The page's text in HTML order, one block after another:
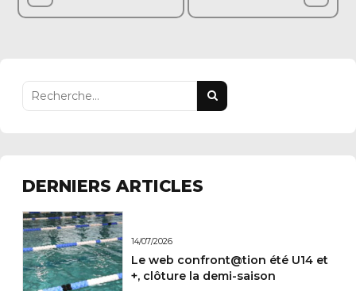
DERNIERS ARTICLES
14/07/2026
Le web confront@tion été U14 et
+, clôture la demi-saison